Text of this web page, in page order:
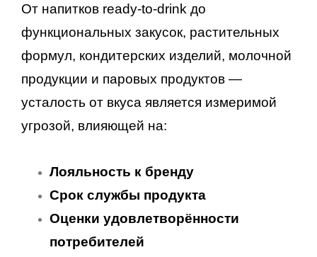
От напитков ready-to-drink до
функциональных закусок, растительных
формул, кондитерских изделий, молочной
продукции и паровых продуктов —
усталость от вкуса является измеримой
угрозой, влияющей на:
Лояльность к бренду
Срок службы продукта
Оценки удовлетворённости
потребителей